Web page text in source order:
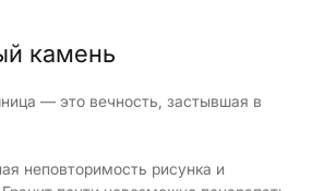
камень
— это вечность, застывшая в
неповторимость рисунка и